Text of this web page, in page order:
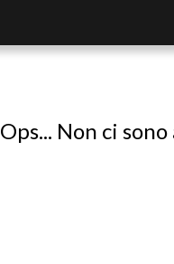
Ops... Non ci